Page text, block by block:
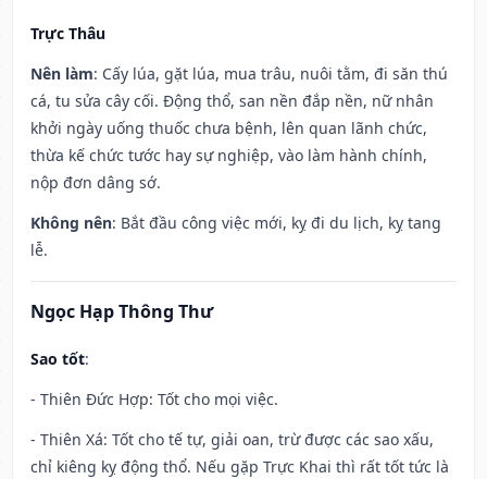
Trực Thâu
Nên làm: Cấy lúa, gặt lúa, mua trâu, nuôi tằm, đi săn thú
cá, tu sửa cây cối. Động thổ, san nền đắp nền, nữ nhân
khởi ngày uống thuốc chưa bệnh, lên quan lãnh chức,
thừa kế chức tước hay sự nghiệp, vào làm hành chính,
nộp đơn dâng sớ.
Không nên: Bắt đầu công việc mới, kỵ đi du lịch, kỵ tang
lễ.
Ngọc Hạp Thông Thư
Sao tốt:
- Thiên Đức Hợp: Tốt cho mọi việc.
- Thiên Xá: Tốt cho tế tự, giải oan, trừ được các sao xấu,
chỉ kiêng kỵ động thổ. Nếu gặp Trực Khai thì rất tốt tức là